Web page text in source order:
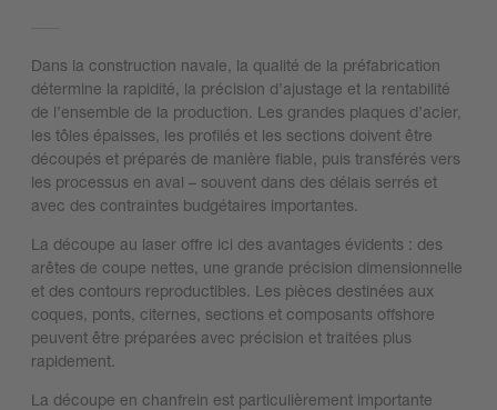
Dans la construction navale, la qualité de la préfabrication
détermine la rapidité, la précision d’ajustage et la rentabilité
de l’ensemble de la production. Les grandes plaques d’acier,
les tôles épaisses, les profilés et les sections doivent être
découpés et préparés de manière fiable, puis transférés vers
les processus en aval – souvent dans des délais serrés et
avec des contraintes budgétaires importantes.
La découpe au laser offre ici des avantages évidents : des
arêtes de coupe nettes, une grande précision dimensionnelle
et des contours reproductibles. Les pièces destinées aux
coques, ponts, citernes, sections et composants offshore
peuvent être préparées avec précision et traitées plus
rapidement.
La découpe en chanfrein est particulièrement importante